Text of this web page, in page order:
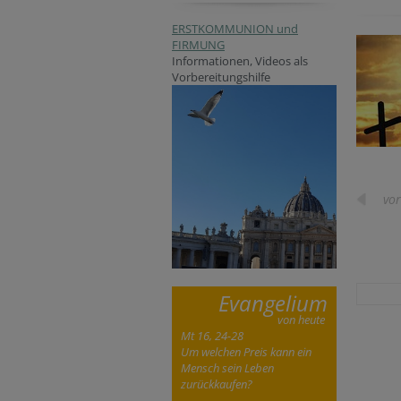
ERSTKOMMUNION und
FIRMUNG
Informationen, Videos als
Vorbereitungshilfe
Evangelium
von heute
Mt 16, 24-28
Um welchen Preis kann ein
Mensch sein Leben
zurückkaufen?